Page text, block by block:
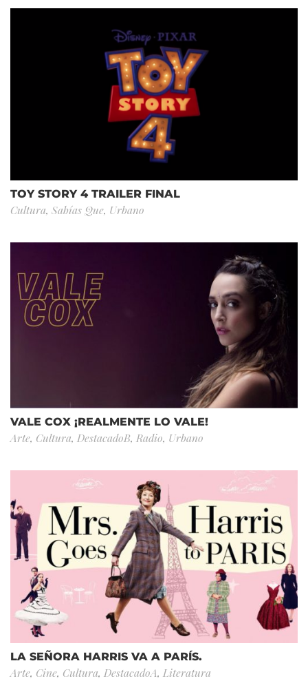
TOY STORY 4 TRAILER FINAL
Cultura, Sabías Que, Urbano
VALE COX ¡REALMENTE LO VALE!
Arte, Cultura, DestacadoB, Radio, Urbano
LA SEÑORA HARRIS VA A PARÍS.
Arte, Cine, Cultura, DestacadoA, Literatura